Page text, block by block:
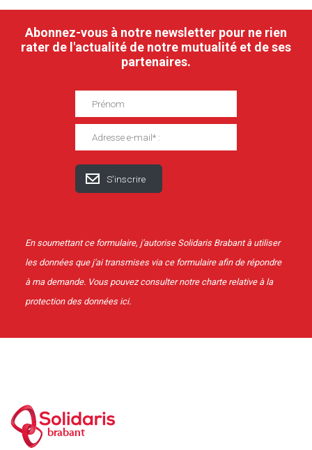
Abonnez-vous à notre newsletter pour ne rien
rater de l'actualité de notre mutualité et de ses
partenaires.
En soumettant ce formulaire, j'autorise Solidaris Brabant à utiliser
les données que j'ai transmises via ce formulaire afin de répondre
à ma demande. Vous pouvez consulter notre charte relative à la
protection des données ici.
brabant